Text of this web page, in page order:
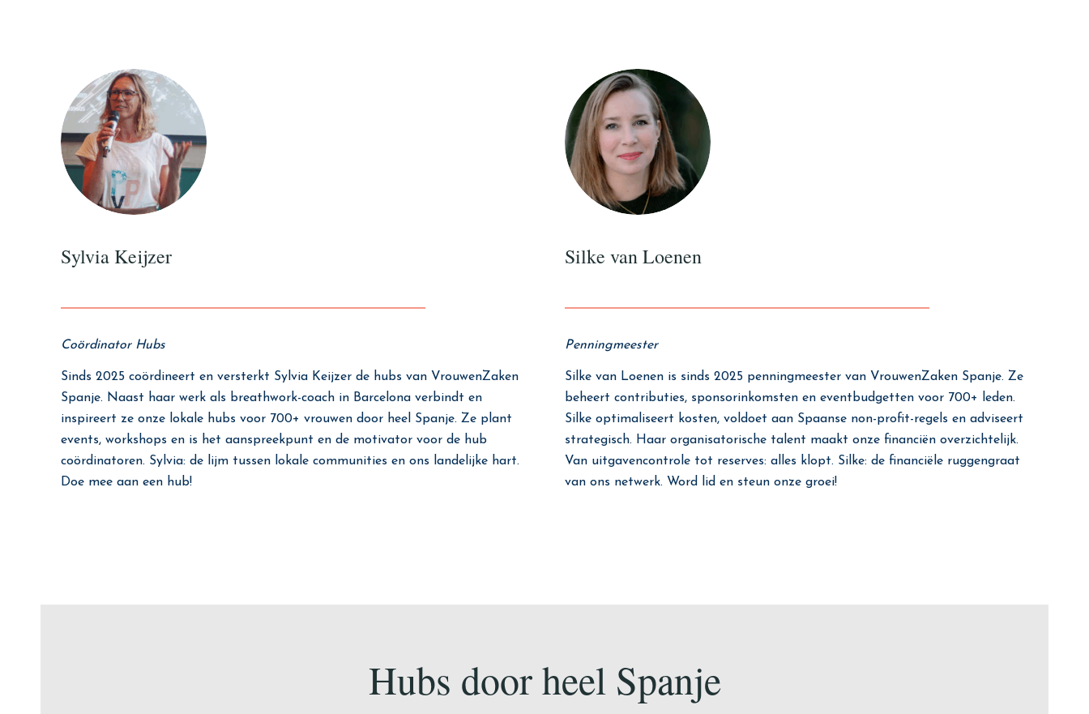
Sylvia Keijzer
Coördinator Hubs
Sinds 2025 coördineert en versterkt Sylvia Keijzer de hubs van VrouwenZaken
Spanje. Naast haar werk als breathwork-coach in Barcelona verbindt en
inspireert ze onze lokale hubs voor 700+ vrouwen door heel Spanje. Ze plant
events, workshops en is het aanspreekpunt en de motivator voor de hub
coördinatoren. Sylvia: de lijm tussen lokale communities en ons landelijke hart.
Doe mee aan een hub!
Silke van Loenen
Penningmeester
Silke van Loenen is sinds 2025 penningmeester van VrouwenZaken Spanje. Ze
beheert contributies, sponsorinkomsten en eventbudgetten voor 700+ leden.
Silke optimaliseert kosten, voldoet aan Spaanse non-profit-regels en adviseert
strategisch. Haar organisatorische talent maakt onze financiën overzichtelijk.
Van uitgavencontrole tot reserves: alles klopt. Silke: de financiële ruggengraat
van ons netwerk. Word lid en steun onze groei!
Hubs door heel Spanje